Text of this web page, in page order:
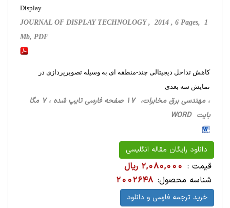
Display
JOURNAL OF DISPLAY TECHNOLOGY , 2014 , 6 Pages, 1
Mb, PDF
کاهش تداخل دیجیتالی چند-منطقه ای به وسیله تصویرپردازی در
نمایش سه بعدی
، مهندسی برق مخابرات، 17 صفحه فارسی تایپ شده ، 7 مگا
بایت WORD
دانلود رایگان مقاله انگلیسی
قیمت : 2,080,000 ریال
شناسه محصول: 2002648
خرید ترجمه فارسی و دانلود